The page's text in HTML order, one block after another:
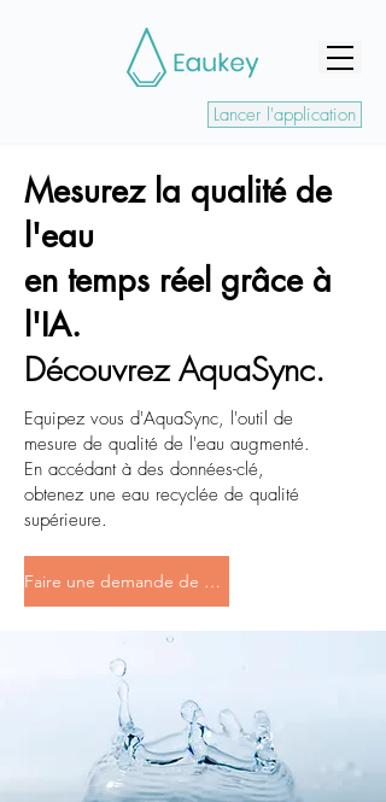
Lancer l'application
Mesurez la qualité de
l'eau
en temps réel grâce à
l'IA.
Découvrez AquaSync.
Equipez vous d'AquaSync, l'outil de
mesure de qualité de l'eau augmenté.
En accédant à des données-clé,
obtenez une eau recyclée de qualité
supérieure.
Faire une demande de devis